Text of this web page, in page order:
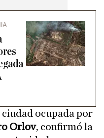
ocupada por
Orlov, confirmó la